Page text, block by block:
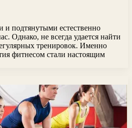
подтянутыми естественно
Однако, не всегда удается найти
тренировок. Именно
фитнесом стали настоящим